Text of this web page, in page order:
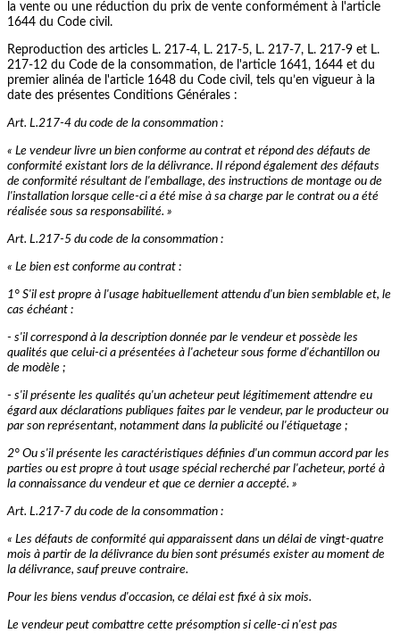
la vente ou une réduction du prix de vente conformément à l'article
1644 du Code civil.
Reproduction des articles L. 217-4, L. 217-5, L. 217-7, L. 217-9 et L.
217-12 du Code de la consommation, de l'article 1641, 1644 et du
premier alinéa de l'article 1648 du Code civil, tels qu’en vigueur à la
date des présentes Conditions Générales :
Art. L.217-4 du code de la consommation :
« Le vendeur livre un bien conforme au contrat et répond des défauts de
conformité existant lors de la délivrance. Il répond également des défauts
de conformité résultant de l'emballage, des instructions de montage ou de
l'installation lorsque celle-ci a été mise à sa charge par le contrat ou a été
réalisée sous sa responsabilité. »
Art. L.217-5 du code de la consommation :
« Le bien est conforme au contrat :
1° S'il est propre à l'usage habituellement attendu d'un bien semblable et, le
cas échéant :
- s'il correspond à la description donnée par le vendeur et possède les
qualités que celui-ci a présentées à l'acheteur sous forme d'échantillon ou
de modèle ;
- s'il présente les qualités qu'un acheteur peut légitimement attendre eu
égard aux déclarations publiques faites par le vendeur, par le producteur ou
par son représentant, notamment dans la publicité ou l'étiquetage ;
2° Ou s'il présente les caractéristiques définies d'un commun accord par les
parties ou est propre à tout usage spécial recherché par l'acheteur, porté à
la connaissance du vendeur et que ce dernier a accepté. »
Art. L.217-7 du code de la consommation :
« Les défauts de conformité qui apparaissent dans un délai de vingt-quatre
mois à partir de la délivrance du bien sont présumés exister au moment de
la délivrance, sauf preuve contraire.
Pour les biens vendus d'occasion, ce délai est fixé à six mois.
Le vendeur peut combattre cette présomption si celle-ci n'est pas